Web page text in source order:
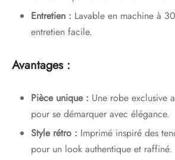
Entretien : Lavable en machine à
entretien facile.
Avantages :
Pièce unique : Une robe exclusive
pour se démarquer avec élégance.
Style rétro : Imprimé inspiré des
pour un look authentique et raffiné.